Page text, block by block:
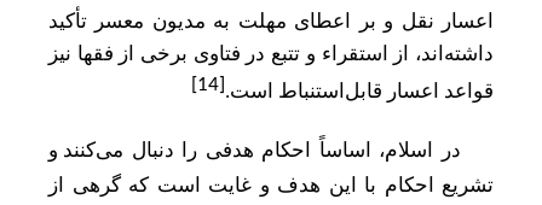
اعسار نقل و بر اعطای مهلت به مدیون معسر تأکید
داشته‌اند، از استقراء و تتبع در فتاوی برخی از فقها نیز
قواعد اعسار قابل‌استنباط است.[14]
در اسلام، اساساً احکام هدفی را دنبال میکنند و
تشریع احکام با این هدف و غایت است که گرهی از